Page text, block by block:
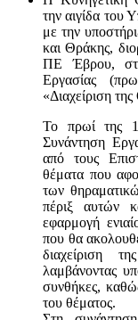
την αιγίδα του
με την
και Θράκης,
ΠΕ Έβρου,
Εργασίας
«Διαχείριση
Το πρωί της
Συνάντηση
από τους
θέματα που
των
πέριξ αυτών
εφαρμογή
που θα
διαχείριση
λαμβάνοντας
συνθήκες,
του θέματος.